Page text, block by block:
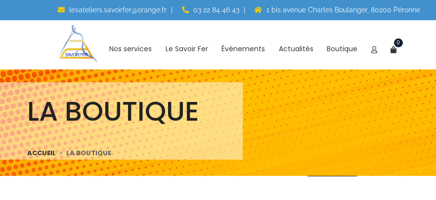
lesateliers.savoirfer@orange.fr 03 22 84 46 43 1 bis avenue Charles Boulanger, 80200 Péronne
Nos services Le Savoir Fer Évènements Actualités Boutique
0
LA BOUTIQUE
ACCUEIL LA BOUTIQUE